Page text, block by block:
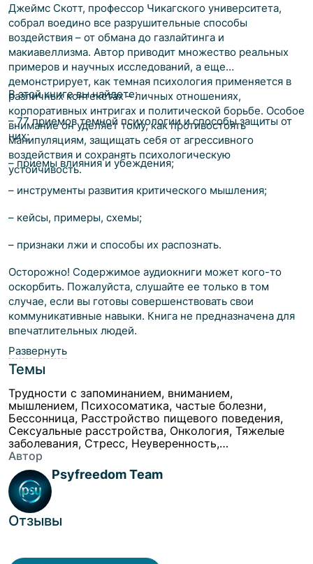
Джеймс Скотт, профессор Чикагского университета,
собрал воедино все разрушительные способы
воздействия – от обмана до газлайтинга и
макиавеллизма. Автор приводит множество реальных
примеров и научных исследований, а еще
демонстрирует, как темная психология применяется в
различных контекстах – личных отношениях,
корпоративных интригах и политической борьбе. Особое
внимание он уделяет тому, как противостоять
манипуляциям, защищать себя от агрессивного
воздействия и сохранять психологическую
устойчивость.
В этой книге вы найдете:
– 77 приемов темной психологии и способы защиты от
них;
– приемы влияния и убеждения;
– инструменты развития критического мышления;
– кейсы, примеры, схемы;
– признаки лжи и способы их распознать.
Осторожно! Содержимое аудиокниги может кого-то
оскорбить. Пожалуйста, слушайте ее только в том
случае, если вы готовы совершенствовать свои
коммуникативные навыки. Книга не предназначена для
впечатлительных людей.
Развернуть
Темы
Трудности с запоминанием, вниманием,
мышлением, Психосоматика, частые болезни,
Бессонница, Расстройство пищевого поведения,
Сексуальные расстройства, Онкология, Тяжелые
заболевания, Стресс, Неуверенность,
Стеснительность, Внутренняя опора, Закрытость,
проблемы с доверием, Повышенная
восприимчивость к мнению окружающих, Трудно
отстаивать своё мнение, личные границы,
Разобраться в себе, поиск себя, Не люблю себя,
Комплексы, недостоин своей должности или
положения в обществе, Трудность при выборе или
желания, Вопросы смыслов, ориентиров, ценностей,
Автор
Psyfreedom Team
Отзывы